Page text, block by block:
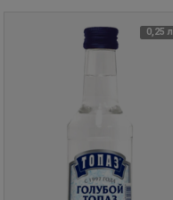
0,25 л